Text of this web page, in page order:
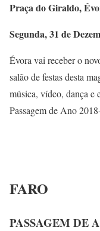
Praça do Giraldo,
Segunda, 31 de
Évora vai receber o
salão de festas desta
música, vídeo, dança e
Passagem de Ano
FARO
PASSAGEM DE